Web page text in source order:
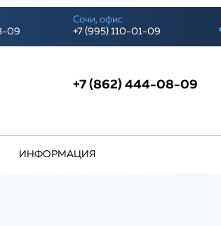
09
Сочи, офис
+7 (995) 110-01-09
+7 (862) 444-08-09
ИНФОРМАЦИЯ